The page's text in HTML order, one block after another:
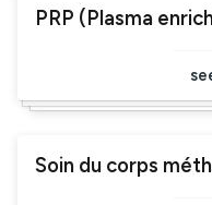
PRP (Plasma
Soin du corps